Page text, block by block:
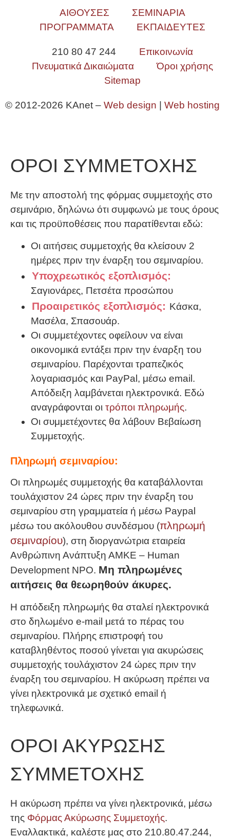
ΑΙΘΟΥΣΕΣ
ΣΕΜΙΝΑΡΙΑ
ΠΡΟΓΡΑΜΜΑΤΑ
ΕΚΠΑΙΔΕΥΤΕΣ
210 80 47 244
Επικοινωνία
Πνευματικά Δικαιώματα
Όροι χρήσης
Sitemap
© 2012-2026 KAnet – Web design Web hosting
ΟΡΟΙ ΣΥΜΜΕΤΟΧΗΣ
Με την αποστολή της φόρμας συμμετοχής στο
σεμινάριο, δηλώνω ότι συμφωνώ με τους όρους
και τις προϋποθέσεις που παρατίθενται εδώ:
Οι αιτήσεις συμμετοχής θα κλείσουν 2
ημέρες πριν την έναρξη του σεμιναρίου.
Υποχρεωτικός εξοπλισμός:
Σαγιονάρες, Πετσέτα προσώπου
Προαιρετικός εξοπλισμός: Κάσκα,
Μασέλα, Σπασουάρ.
Οι συμμετέχοντες οφείλουν να είναι
οικονομικά εντάξει πριν την έναρξη του
σεμιναρίου. Παρέχονται τραπεζικός
λογαριασμός και PayPal, μέσω email.
Απόδειξη λαμβάνεται ηλεκτρονικά. Εδώ
αναγράφονται οι τρόποι πληρωμής.
Οι συμμετέχοντες θα λάβουν Βεβαίωση
Συμμετοχής.
Πληρωμή σεμιναρίου:
Οι πληρωμές συμμετοχής θα καταβάλλονται
τουλάχιστον 24 ώρες πριν την έναρξη του
σεμιναρίου στη γραμματεία ή μέσω Paypal
μέσω του ακόλουθου συνδέσμου (πληρωμή
σεμιναρίου), στη διοργανώτρια εταιρεία
Ανθρώπινη Ανάπτυξη ΑΜΚΕ – Human
Development NPO. Μη πληρωμένες
αιτήσεις θα θεωρηθούν άκυρες.
Η απόδειξη πληρωμής θα σταλεί ηλεκτρονικά
στο δηλωμένο e-mail μετά το πέρας του
σεμιναρίου. Πλήρης επιστροφή του
καταβληθέντος ποσού γίνεται για ακυρώσεις
συμμετοχής τουλάχιστον 24 ώρες πριν την
έναρξη του σεμιναρίου. Η ακύρωση πρέπει να
γίνει ηλεκτρονικά με σχετικό email ή
τηλεφωνικά.
ΟΡΟΙ ΑΚΥΡΩΣΗΣ
ΣΥΜΜΕΤΟΧΗΣ
Η ακύρωση πρέπει να γίνει ηλεκτρονικά, μέσω
της Φόρμας Ακύρωσης Συμμετοχής.
Εναλλακτικά, καλέστε μας στο 210.80.47.244,